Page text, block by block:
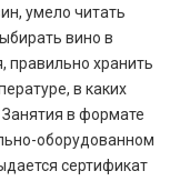
умело читать
вино в
правильно хранить
в каких
в формате
оборудованном
сертификат